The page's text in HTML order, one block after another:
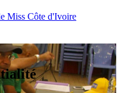
Miss Côte d'Ivoire